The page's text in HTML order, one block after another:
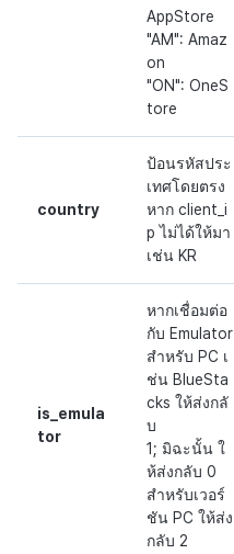
AppStore
"AM": Amaz
on
"ON": OneS
tore
country
ป้อนรหัสประ
เทศโดยตรง
หาก client_i
p ไม่ได้ให้มา
เช่น KR
is_emula
tor
หากเชื่อมต่อ
กับ Emulator
สำหรับ PC เ
ช่น BlueSta
cks ให้ส่งกลั
บ
1; มิฉะนั้น ใ
ห้ส่งกลับ 0
สำหรับเวอร์
ชัน PC ให้ส่ง
กลับ 2